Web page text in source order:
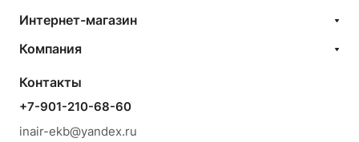
Интернет-магазин
Компания
Контакты
+7-901-210-68-60
inair-ekb@yandex.ru